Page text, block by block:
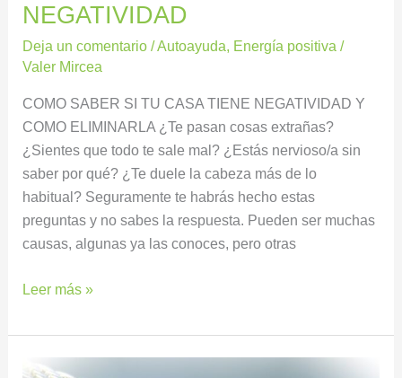
NEGATIVIDAD
Deja un comentario /Autoayuda, Energía positiva /
Valer Mircea
COMO SABER SI TU CASA TIENE NEGATIVIDAD Y
COMO ELIMINARLA ¿Te pasan cosas extrañas?
¿Sientes que todo te sale mal? ¿Estás nervioso/a sin
saber por qué? ¿Te duele la cabeza más de lo
habitual? Seguramente te habrás hecho estas
preguntas y no sabes la respuesta. Pueden ser muchas
causas, algunas ya las conoces, pero otras
Leer más »
COSAS